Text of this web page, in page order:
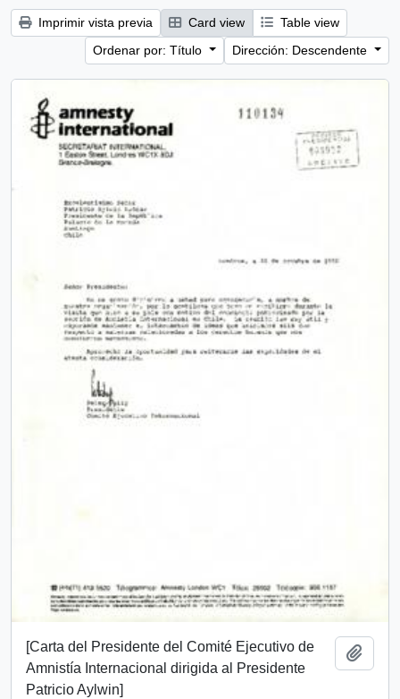
Imprimir vista previa Card view
Table view
Ordenar por: Título
Dirección: Descendente
[Carta del Presidente del Comité Ejecutivo de
Amnistía Internacional dirigida al Presidente
Patricio Aylwin]